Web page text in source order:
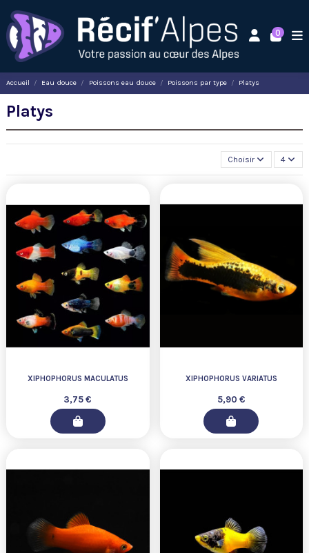
0
Accueil Eau douce Poissons eau douce Poissons par type Platys
Platys
Choisir 4
XIPHOPHORUS MACULATUS
3,75 €
XIPHOPHORUS VARIATUS
5,90 €